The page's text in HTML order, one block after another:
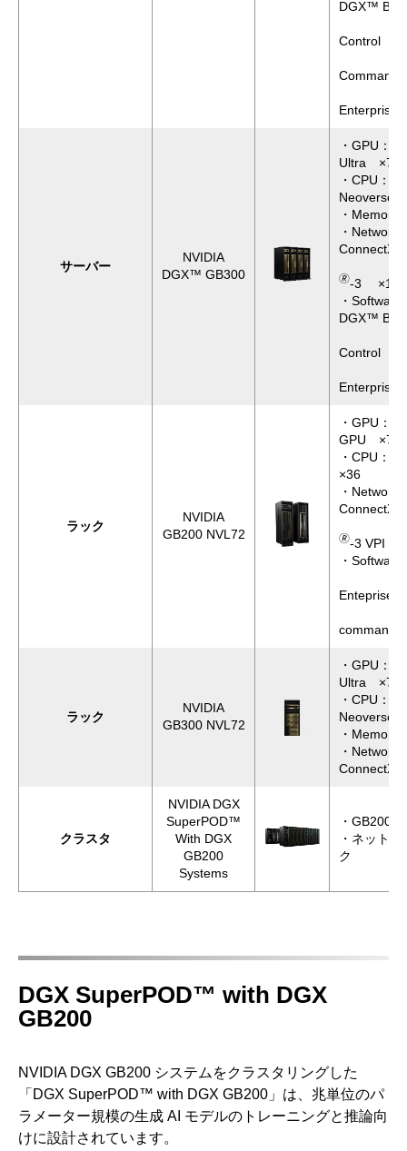
DGX™
Control
Command
Enterprise
サーバー
NVIDIA
DGX™ GB300
・GPU：
Ultra ×72
・CPU：
Neoverse
・Memory
・Network
ConnectX
🄬-3 ×18
・
DGX™
Control
Enterprise
ラック
NVIDIA
GB200 NVL72
・GPU：
GPU ×72
・CPU：
×36
・Network
ConnectX
🄬-3 VPI
・
Enteprise
ラック
NVIDIA
GB300 NVL72
・GPU：
Ultra ×72
・CPU：
Neoverse
・Memory
・Network
ConnectX
クラスタ
NVIDIA DGX
SuperPOD™
With DGX
GB200
Systems
・GB200
・ネット
ク
DGX SuperPOD™ with DGX
GB200
NVIDIA DGX GB200 システムをクラスタリングした
「DGX SuperPOD™ with DGX GB200」は、兆単位のパ
ラメーター規模の生成 AI モデルのトレーニングと推論向
けに設計されています。